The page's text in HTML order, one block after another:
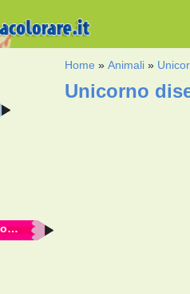
Personaggi dei cartoni animati
Home »Animali »
Unicorno